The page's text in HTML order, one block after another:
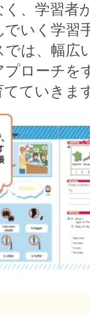
、学習者
でいく学習
では、幅広
プローチを
てていきま